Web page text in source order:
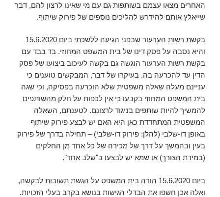
האחרים מצאו עצמם בשותפות גם עם מי שאינו לרצון להם, דבר
שייאלץ אותם להידרש להליכים נוספים של פירוק שיתוף.
בקשת רשות הערעור שבפני הגיעה ללשכתי ביום 15.6.2020
והיא נסבה על פסק דינו של בית המשפט המחוזי. בד בבד עם
בקשת רשות הערעור הוגשה גם בקשה לעיכוב ביצועו של פסק
הדין עד להכרעה בה. בעיקרו של דבר, המבקשים טוענים כי
עניינם מעלה שאלה משפטית שלא הוכרעה בפסיקה, וכי שגה
בית המשפט המחוזי בקבעו כי אין לכפות על חלק מהשותפים
להמשיך להיות שותפים בניגוד לרצונם. לטענתם, השאלה
המשפטית המתחדדת כאן היא האם יש לבצע פירוק שיתוף
באופן דו-שלבי (להלן: פירוק דו-שלבי) – תחילה בדרך של פירוק
בעין ובהמשך על דרך של מכירה של כל אחד מן החלקים
(במידת הצורך) או שמא יש לבצעו ב"שלב אחד".
ביום 15.6.2020 הורה בית המשפט על הגשת תשובות לבקשה,
ואלה אכן חשפו את הבדלי הגישות בנושא בקרב בעלי הזכויות.